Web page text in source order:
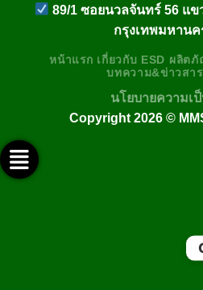
89/1 ซอยนวลจันทร์ 56 แ
กรุงเทพมหานค
หน้าแรก เกี่ยวกับ ESD ผลิตภั
บทความ&ข่าวสาร
นโยบายความเ
Copyright 2026 ©
ติดต่อทางไลน์
ติดต่อทางเฟสบุ๊ค
ช่อง Youtube
ติดต่อทางอีเมล์
ติดต่อทางโทรศัพท์